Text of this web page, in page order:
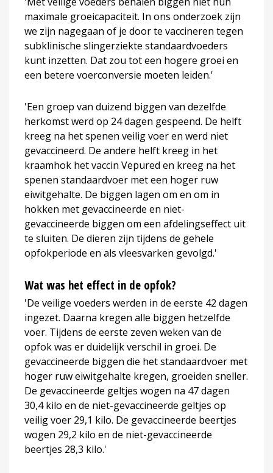
maximale groeicapaciteit. In ons onderzoek zijn
we zijn nagegaan of je door te vaccineren tegen
subklinische slingerziekte standaardvoeders
kunt inzetten. Dat zou tot een hogere groei en
een betere voerconversie moeten leiden.'
'Een groep van duizend biggen van dezelfde
herkomst werd op 24 dagen gespeend. De helft
kreeg na het spenen veilig voer en werd niet
gevaccineerd. De andere helft kreeg in het
kraamhok het vaccin Vepured en kreeg na het
spenen standaardvoer met een hoger ruw
eiwitgehalte. De biggen lagen om en om in
hokken met gevaccineerde en niet-
gevaccineerde biggen om een afdelingseffect uit
te sluiten. De dieren zijn tijdens de gehele
opfokperiode en als vleesvarken gevolgd.'
Wat was het effect in de opfok?
'De veilige voeders werden in de eerste 42 dagen
ingezet. Daarna kregen alle biggen hetzelfde
voer. Tijdens de eerste zeven weken van de
opfok was er duidelijk verschil in groei. De
gevaccineerde biggen die het standaardvoer met
hoger ruw eiwitgehalte kregen, groeiden sneller.
De gevaccineerde geltjes wogen na 47 dagen
30,4 kilo en de niet-gevaccineerde geltjes op
veilig voer 29,1 kilo. De gevaccineerde beertjes
wogen 29,2 kilo en de niet-gevaccineerde
beertjes 28,3 kilo.'